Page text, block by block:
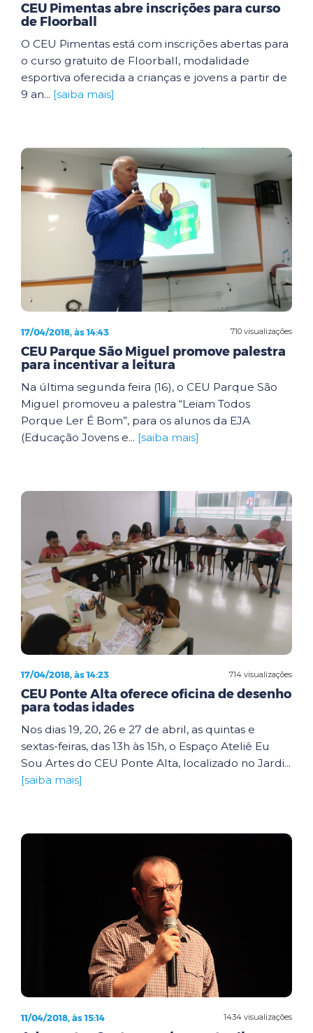
CEU Pimentas abre inscrições para curso
de Floorball
O CEU Pimentas está com inscrições abertas para
o curso gratuito de Floorball, modalidade
esportiva oferecida a crianças e jovens a partir de
9 an... [saiba mais]
710 visualizações
17/04/2018, às 14:43
CEU Parque São Miguel promove palestra
para incentivar a leitura
Na última segunda feira (16), o CEU Parque São
Miguel promoveu a palestra “Leiam Todos
Porque Ler É Bom”, para os alunos da EJA
(Educação Jovens e... [saiba mais]
714 visualizações
17/04/2018, às 14:23
CEU Ponte Alta oferece oficina de desenho
para todas idades
Nos dias 19, 20, 26 e 27 de abril, as quintas e
sextas-feiras, das 13h às 15h, o Espaço Ateliê Eu
Sou Artes do CEU Ponte Alta, localizado no Jardi...
[saiba mais]
1434 visualizações
11/04/2018, às 15:14